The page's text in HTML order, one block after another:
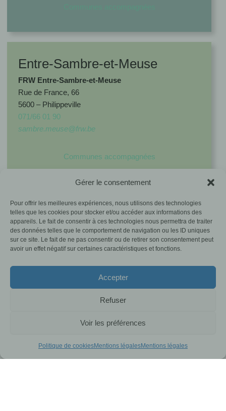
Gérer le consentement
Pour offrir les meilleures expériences, nous utilisons des technologies
telles que les cookies pour stocker et/ou accéder aux informations des
appareils. Le fait de consentir à ces technologies nous permettra de traiter
des données telles que le comportement de navigation ou les ID uniques
sur ce site. Le fait de ne pas consentir ou de retirer son consentement peut
avoir un effet négatif sur certaines caractéristiques et fonctions.
Accepter
Refuser
Voir les préférences
Politique de cookiesMentions légalesMentions légales
Entre-Sambre-et-Meuse
FRW Entre-Sambre-et-Meuse
Rue de France, 66
5600 – Philippeville
071/66 01 90
sambre.meuse@frw.be
Communes accompagnées
Haute Ardenne
FRW Haute Ardenne
Rue Géréon, 3
080/29 11 20
Semois-Ardenne